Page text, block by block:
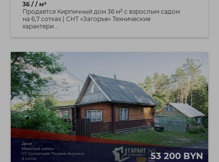
36 / / м²
Продается Кирпичный дом 36 м² с взрослым садом
на 6,7 сотках | СНТ «Загорье» Технические
характери...
53 200 BYN